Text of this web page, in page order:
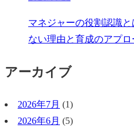
マネジャーの役割認識
ない理由と育成のアプロ
アーカイブ
2026年7月 (1)
2026年6月 (5)